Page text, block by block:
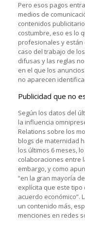
Pero esos pagos
medios de
contenidos
costumbre, eso es lo
profesionales y están
caso del trabajo de
difusas y las reglas
en el que los
no aparecen
Publicidad que no
Según los datos del
la influencia
Relations sobre los
blogs de maternidad
los últimos 6 meses,
colaboraciones entre
embargo, y como
“en la gran mayoría
explícita que este
acuerdo económico”.
un contenido más,
menciones en redes